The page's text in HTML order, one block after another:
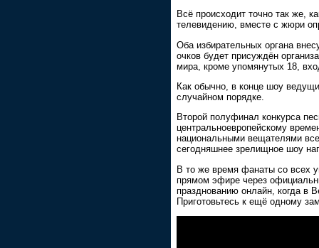
Всё происходит точно так же,
телевидению, вместе с жюри
Оба избирательных органа
очков будет присуждён
мира, кроме упомянутых 18,
Как обычно, в конце шоу
случайном порядке.
Второй полуфинал конкурса
центральноевропейскому
национальными вещателями
сегодняшнее зрелищное шоу
В то же время фанаты со всех
прямом эфире через
празднованию онлайн, когда в
Приготовьтесь к ещё одному